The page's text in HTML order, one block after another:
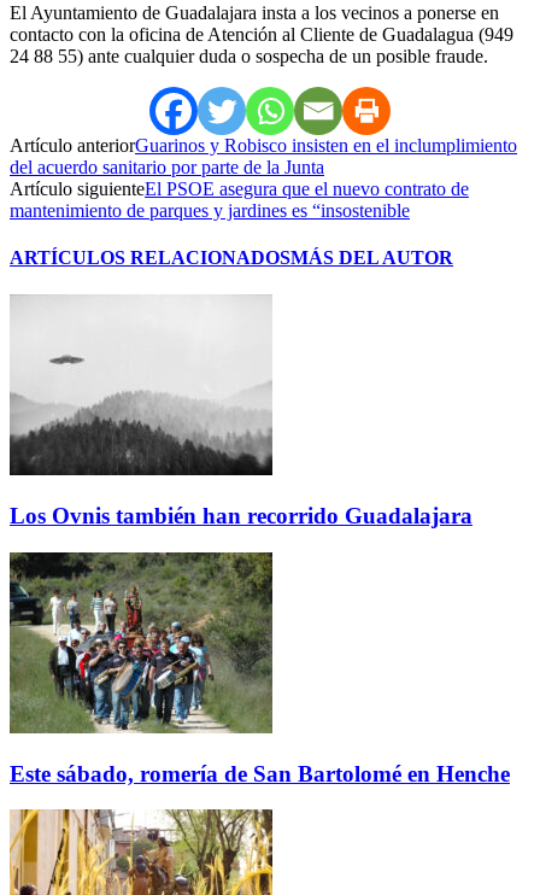
El Ayuntamiento de Guadalajara insta a los vecinos a ponerse en
contacto con la oficina de Atención al Cliente de Guadalagua (949
24 88 55) ante cualquier duda o sospecha de un posible fraude.
Artículo anteriorGuarinos y Robisco insisten en el inclumplimiento
del acuerdo sanitario por parte de la Junta
Artículo siguienteEl PSOE asegura que el nuevo contrato de
mantenimiento de parques y jardines es “insostenible
ARTÍCULOS RELACIONADOSMÁS DEL AUTOR
Los Ovnis también han recorrido Guadalajara
Este sábado, romería de San Bartolomé en Henche